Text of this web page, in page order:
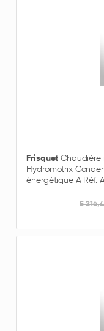
Frisquet Chaudière
Hydromotrix
énergétique A Réf.
5